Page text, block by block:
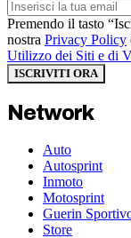
Premendo il tasto
nostra Privacy Policy
Utilizzo dei Siti e di
ISCRIVITI ORA
Network
Auto
Autosprint
Inmoto
Motosprint
Guerin
Store